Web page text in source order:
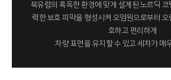
북유럽의 혹독한 환경에 맞게 설계된 노르딕
력한 보호 피막을 형성시켜 오염원으로부터
호하고 편리하게
차량 표면을 유지할 수 있고 세차가 매